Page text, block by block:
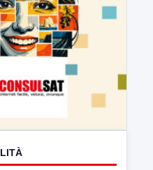
TUTTI I VIDEO